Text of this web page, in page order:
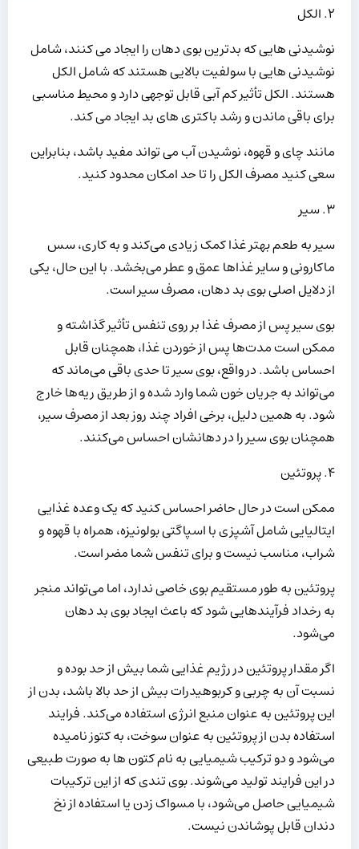
۲. الکل
نوشیدنی هایی که بدترین بوی دهان را ایجاد می کنند، شامل
نوشیدنی هایی با سولفیت بالایی هستند که شامل الکل
هستند. الکل تأثیر کم آبی قابل توجهی دارد و محیط مناسبی
برای باقی ماندن و رشد باکتری های بد ایجاد می کند.
مانند چای و قهوه، نوشیدن آب می تواند مفید باشد، بنابراین
سعی کنید مصرف الکل را تا حد امکان محدود کنید.
۳. سیر
سیر به طعم بهتر غذا کمک زیادی می‌کند و به کاری، سس
ماکارونی و سایر غذاها عمق و عطر می‌بخشد. با این حال، یکی
از دلایل اصلی بوی بد دهان، مصرف سیر است.
بوی سیر پس از مصرف غذا بر روی تنفس تأثیر گذاشته و
ممکن است مدت‌ها پس از خوردن غذا، همچنان قابل
احساس باشد. در واقع، بوی سیر تا حدی باقی می‌ماند که
می‌تواند به جریان خون شما وارد شده و از طریق ریه‌ها خارج
شود. به همین دلیل، برخی افراد چند روز بعد از مصرف سیر،
همچنان بوی سیر را در دهانشان احساس می‌کنند.
۴. پروتئین
ممکن است در حال حاضر احساس کنید که یک وعده غذایی
ایتالیایی شامل آشپزی با اسپاگتی بولونیزه، همراه با قهوه و
شراب، مناسب نیست و برای تنفس شما مضر است.
پروتئین به طور مستقیم بوی خاصی ندارد، اما می‌تواند منجر
به رخداد فرآیندهایی شود که باعث ایجاد بوی بد دهان
می‌شود.
اگر مقدار پروتئین در رژیم غذایی شما بیش از حد بوده و
نسبت آن به چربی و کربوهیدرات بیش از حد بالا باشد، بدن از
این پروتئین به عنوان منبع انرژی استفاده می‌کند. فرایند
استفاده بدن از پروتئین به عنوان سوخت، به کتوز نامیده
می‌شود و دو ترکیب شیمیایی به نام کتون ها به صورت طبیعی
در این فرایند تولید می‌شوند. بوی تندی که از این ترکیبات
شیمیایی حاصل می‌شود، با مسواک زدن یا استفاده از نخ
دندان قابل پوشاندن نیست.